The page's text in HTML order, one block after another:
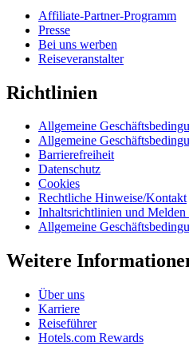
Affiliate-Partner-Programm
Presse
Bei uns werben
Reiseveranstalter
Richtlinien
Allgemeine
Allgemeine
Barrierefreiheit
Datenschutz
Cookies
Rechtliche Hinweise/Kontakt
Inhaltsrichtlinien und
Allgemeine
Weitere
Über uns
Karriere
Reiseführer
Hotels.com Rewards